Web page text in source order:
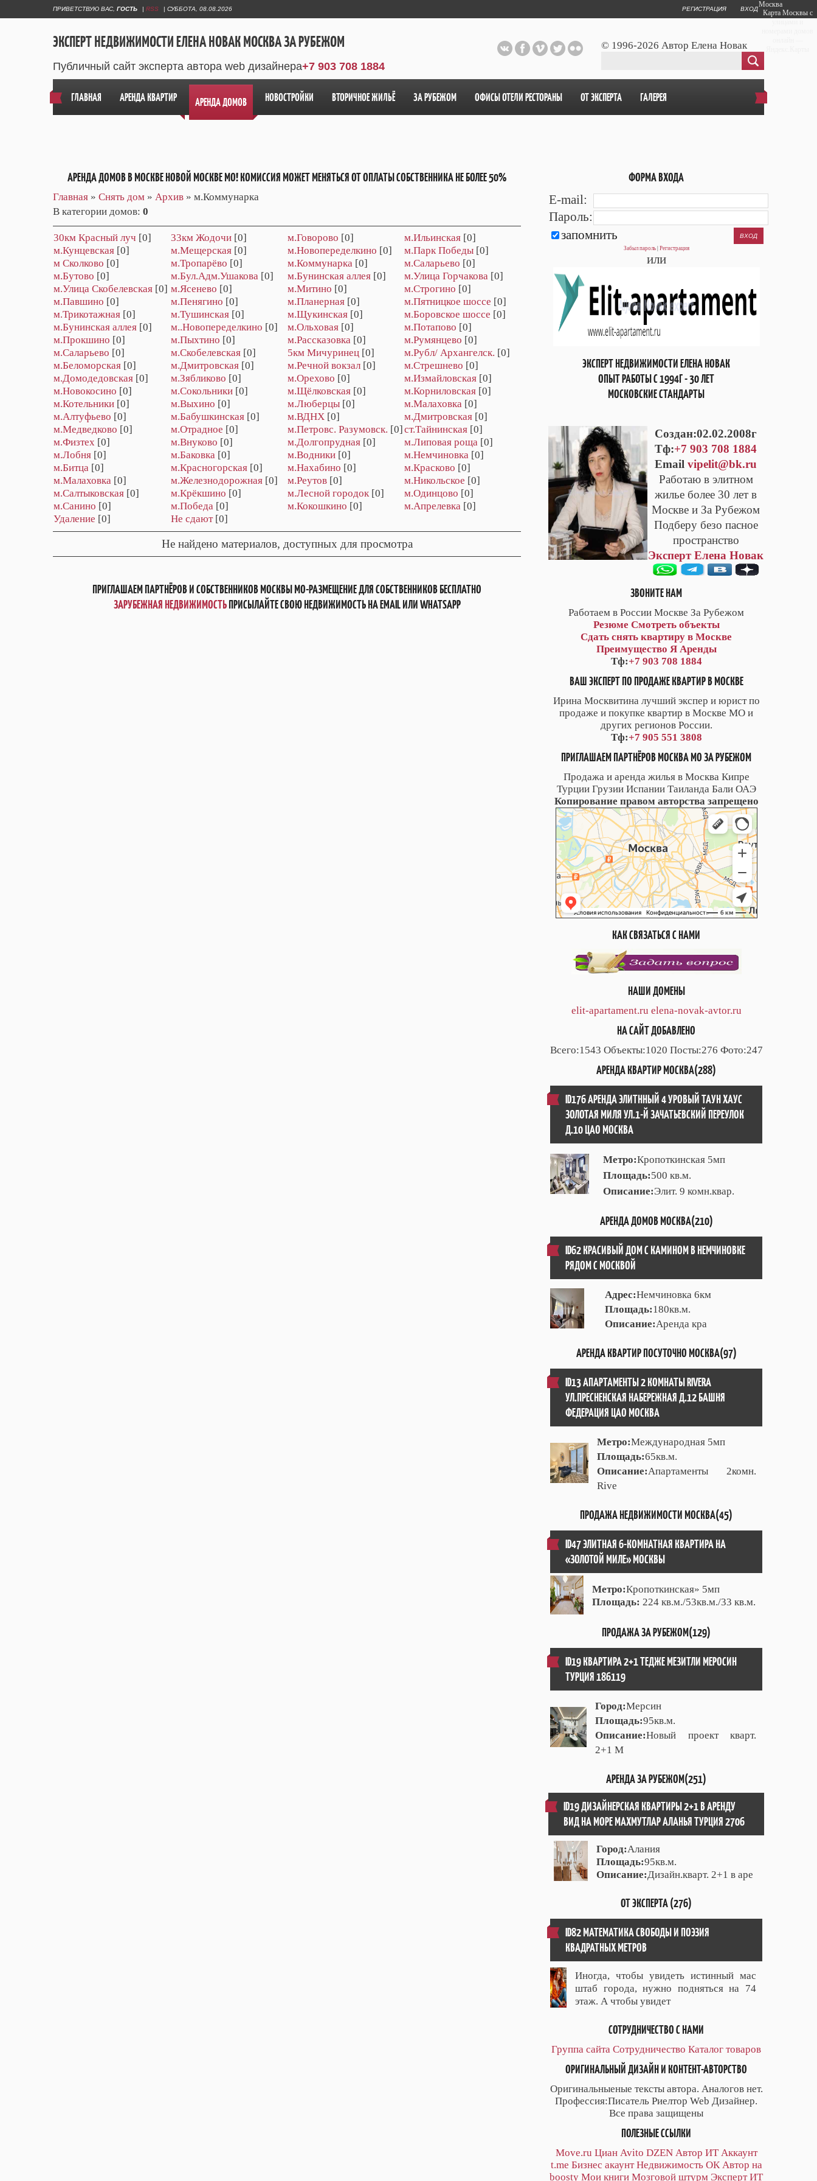
ПРИВЕТСТВУЮ ВАС ГОСТЬ | RSS | СУББОТА, 08.08.2026 РЕГИСТРАЦИЯ ВХОД
ЭКСПЕРТ НЕДВИЖИМОСТИ ЕЛЕНА НОВАК МОСКВА ЗА РУБЕЖОМ
Публичный сайт эксперта автора web дизайнера+7 903 708 1884
© 1996-2026 Автор Елена Новак
ГЛАВНАЯ АРЕНДА КВАРТИР АРЕНДА ДОМОВ НОВОСТРОЙКИ ВТОРИЧНОЕ ЖИЛЬЁ ЗА РУБЕЖОМ ОФИСЫ ОТЕЛИ РЕСТОРАНЫ ОТ ЭКСПЕРТА ГАЛЕРЕЯ
АРЕНДА ДОМОВ В МОСКВЕ НОВОЙ МОСКВЕ МО! КОМИССИЯ МОЖЕТ МЕНЯТЬСЯ ОТ ОПЛАТЫ СОБСТВЕННИКА НЕ БОЛЕЕ 50%
Главная » Снять дом » Архив » м.Коммунарка
В категории домов: 0
30км Красный луч [0] 33км Жодочи [0] м.Говорово [0] м.Ильинская [0]
м.Кунцевская [0] м.Мещерская [0] м.Новопеределкино [0] м.Парк Победы [0]
м Сколково [0] м.Тропарёво [0] м.Коммунарка [0] м.Саларьево [0]
м.Бутово [0] м.Бул.Адм.Ушакова [0] м.Бунинская аллея [0] м.Улица Горчакова [0]
м.Улица Скобелевская [0] м.Ясенево [0] м.Митино [0] м.Строгино [0]
м.Павшино [0] м.Пенягино [0] м.Планерная [0] м.Пятницкое шоссе [0]
м.Трикотажная [0] м.Тушинская [0] м.Щукинская [0] м.Боровское шоссе [0]
м.Бунинская аллея [0] м..Новопеределкино [0] м.Ольховая [0] м.Потапово [0]
м.Прокшино [0] м.Пыхтино [0] м.Рассказовка [0] м.Румянцево [0]
м.Саларьево [0] м.Скобелевская [0] 5км Мичуринец [0] м.Рубл/ Архангелск. [0]
м.Беломорская [0] м.Дмитровская [0] м.Речной вокзал [0] м.Стрешнево [0]
м.Домодедовская [0] м.Зябликово [0] м.Орехово [0] м.Измайловская [0]
м.Новокосино [0] м.Сокольники [0] м.Щёлковская [0] м.Корниловская [0]
м.Котельники [0] м.Выхино [0] м.Люберцы [0] м.Малаховка [0]
м.Алтуфьево [0] м.Бабушкинская [0] м.ВДНХ [0] м.Дмитровская [0]
м.Медведково [0] м.Отрадное [0] м.Петровс. Разумовск. [0] ст.Тайнинская [0]
м.Физтех [0] м.Внуково [0] м.Долгопрудная [0] м.Липовая роща [0]
м.Лобня [0] м.Баковка [0] м.Водники [0] м.Немчиновка [0]
м.Битца [0] м.Красногорская [0] м.Нахабино [0] м.Красково [0]
м.Малаховка [0] м.Железнодорожная [0] м.Реутов [0] м.Никольское [0]
м.Салтыковская [0] м.Крёкшино [0] м.Лесной городок [0] м.Одинцово [0]
м.Санино [0] м.Победа [0] м.Кокошкино [0] м.Апрелевка [0]
Удаление [0] Не сдают [0]
Не найдено материалов, доступных для просмотра
ПРИГЛАШАЕМ ПАРТНЁРОВ И СОБСТВЕННИКОВ МОСКВЫ МО-РАЗМЕЩЕНИЕ ДЛЯ СОБСТВЕННИКОВ БЕСПЛАТНО
ЗАРУБЕЖНАЯ НЕДВИЖИМОСТЬПРИСЫЛАЙТЕ СВОЮ НЕДВИЖИМОСТЬ НА EMAIL ИЛИ WHATSAPP
ФОРМА ВХОДА
E-mail:
Пароль:
запомнить
Забыл пароль| Регистрация
или
ЭКСПЕРТ НЕДВИЖИМОСТИ ЕЛЕНА НОВАК
ОПЫТ РАБОТЫ С 1994Г - 30 ЛЕТ
МОСКОВСКИЕ СТАНДАРТЫ
Cоздан:02.02.2008г
Тф:+7 903 708 1884
Emailvipelit@bk.ru
Работаю в элитном
жилье более 30 лет в
Москве и За Рубежом
Подберу безо пасное
пространство
Эксперт Елена Новак
ЗВОНИТЕ НАМ
Работаем в России Москве За Рубежом
Резюме Смотреть объекты
Сдать снять квартиру в Москве
Преимущество Я Аренды
Тф:+7 903 708 1884
ВАШ ЭКСПЕРТ ПО ПРОДАЖЕ КВАРТИР В МОСКВЕ
Ирина Москвитина лучший экспер и юрист по
продаже и покупке квартир в Москве МО и
других регионов России.
Тф:+7 905 551 3808
ПРИГЛАШАЕМ ПАРТНЁРОВ МОСКВА МО ЗА РУБЕЖОМ
Продажа и аренда жилья в Москва Кипре
Турции Грузии Испании Таиланда Бали ОАЭ
Копирование правом авторства запрещено
Москва
Карта Москвы с
КАК СВЯЗАТЬСЯ С НАМИ
НАШИ ДОМЕНЫ
elit-apartament.ru elena-novak-avtor.ru
НА САЙТ ДОБАВЛЕНО
Всего:1543 Объекты:1020 Посты:276 Фото:247
АРЕНДА КВАРТИР МОСКВА(288)
ID176 АРЕНДА ЭЛИТННЫЙ 4 УРОВЫЙ ТАУН ХАУС
ЗОЛОТАЯ МИЛЯ УЛ.1-Й ЗАЧАТЬЕВСКИЙ ПЕРЕУЛОК
Д.10 ЦАО МОСКВА
Метро:Кропоткинская 5мп
Площадь:500 кв.м.
Описание:Элит. 9 комн.квар.
АРЕНДА ДОМОВ МОСКВА(210)
ID62 КРАСИВЫЙ ДОМ С КАМИНОМ В НЕМЧИНОВКЕ
РЯДОМ С МОСКВОЙ
Адрес:Немчиновка 6км
Площадь:180кв.м.
Описание:Аренда кра
АРЕНДА КВАРТИР ПОСУТОЧНО МОСКВА(97)
ID13 АПАРТАМЕНТЫ 2 КОМНАТЫ RIVERA
УЛ.ПРЕСНЕНСКАЯ НАБЕРЕЖНАЯ Д.12 БАШНЯ
ФЕДЕРАЦИЯ ЦАО МОСКВА
Метро:Международная 5мп
Площадь:65кв.м.
Описание:Апартаменты 2комн.
Rive
ПРОДАЖА НЕДВИЖИМОСТИ МОСКВА(45)
ID47 ЭЛИТНАЯ 6-КОМНАТНАЯ КВАРТИРА НА
«ЗОЛОТОЙ МИЛЕ» МОСКВЫ
Метро:Кропоткинская» 5мп
Площадь: 224 кв.м./53кв.м./33 кв.м.
ПРОДАЖА ЗА РУБЕЖОМ(129)
ID19 КВАРТИРА 2+1 ТЕДЖЕ МЕЗИТЛИ МЕРОСИН
ТУРЦИЯ 186119
Город:Мерсин
Площадь:95кв.м.
Описание:Новый проект кварт.
2+1 М
АРЕНДА ЗА РУБЕЖОМ(251)
ID19 ДИЗАЙНЕРСКАЯ КВАРТИРЫ 2+1 В АРЕНДУ
ВИД НА МОРЕ МАХМУТЛАР АЛАНЬЯ ТУРЦИЯ 2706
Город:Алания
Площадь:95кв.м.
Описание:Дизайн.кварт. 2+1 в аре
ОТ ЭКСПЕРТА (276)
ID82 МАТЕМАТИКА СВОБОДЫ И ПОЭЗИЯ
КВАДРАТНЫХ МЕТРОВ
Иногда, чтобы увидеть истинный мас
штаб города, нужно подняться на 74
этаж. А чтобы увидет
СОТРУДНИЧЕСТВО С НАМИ
Группа сайта Сотрудничество Каталог товаров
ОРИГИНАЛЬНЫЙ ДИЗАЙН И КОНТЕНТ-АВТОРСТВО
Оригинальныеные тексты автора. Аналогов нет.
Профессия:Писатель Риелтор Web Дизайнер.
Все права защищены
ПОЛЕЗНЫЕ ССЫЛКИ
Move.ru Циан Avito DZEN Автор ИТ Аккаунт
t.me Бизнес акаунт Недвижимость ОК Автор на
boosty Мои книги Мозговой штурм Эксперт ИТ